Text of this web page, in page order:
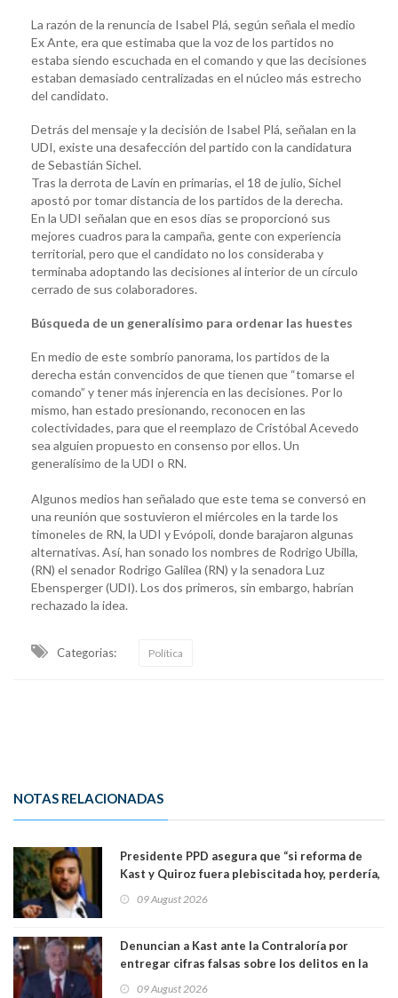
La razón de la renuncia de Isabel Plá, según señala el medio
Ex Ante, era que estimaba que la voz de los partidos no
estaba siendo escuchada en el comando y que las decisiones
estaban demasiado centralizadas en el núcleo más estrecho
del candidato.
Detrás del mensaje y la decisión de Isabel Plá, señalan en la
UDI, existe una desafección del partido con la candidatura
de Sebastián Sichel.
Tras la derrota de Lavín en primarias, el 18 de julio, Sichel
apostó por tomar distancia de los partidos de la derecha.
En la UDI señalan que en esos días se proporcionó sus
mejores cuadros para la campaña, gente con experiencia
territorial, pero que el candidato no los consideraba y
terminaba adoptando las decisiones al interior de un círculo
cerrado de sus colaboradores.
Búsqueda de un generalísimo para ordenar las huestes
En medio de este sombrío panorama, los partidos de la
derecha están convencidos de que tienen que “tomarse el
comando” y tener más injerencia en las decisiones. Por lo
mismo, han estado presionando, reconocen en las
colectividades, para que el reemplazo de Cristóbal Acevedo
sea alguien propuesto en consenso por ellos. Un
generalísimo de la UDI o RN.
Algunos medios han señalado que este tema se conversó en
una reunión que sostuvieron el miércoles en la tarde los
timoneles de RN, la UDI y Evópoli, donde barajaron algunas
alternativas. Así, han sonado los nombres de Rodrigo Ubilla,
(RN) el senador Rodrigo Galilea (RN) y la senadora Luz
Ebensperger (UDI). Los dos primeros, sin embargo, habrían
rechazado la idea.
Categorias: Política
NOTAS RELACIONADAS
Presidente PPD asegura que “si reforma de
Kast y Quiroz fuera plebiscitada hoy, perdería,
a favor de la oposición, sería una victoria de la
09 August 2026
Denuncian a Kast ante la Contraloría por
entregar cifras falsas sobre los delitos en la
09 August 2026